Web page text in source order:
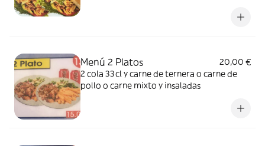
Menú 2 Platos
20,00 €
2 cola 33cl y carne de ternera o carne de
pollo o carne mixto y insaladas